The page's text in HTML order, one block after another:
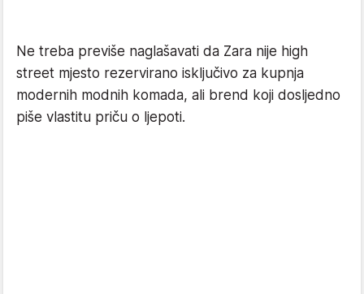
Ne treba previše naglašavati da Zara nije high
street mjesto rezervirano isključivo za kupnja
modernih modnih komada, ali brend koji dosljedno
piše vlastitu priču o ljepoti.